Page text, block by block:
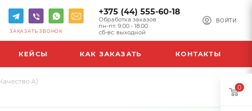
ВОЙТИ
+375 (44) 555-60-18
Обработка заказов
пн-пт: 9:00 - 18:00
сб-вс: выходной
ЗАКАЗАТЬ ЗВОНОК
КЕЙСЫ КАК ЗАКАЗАТЬ КОНТАКТЫ
А)
0